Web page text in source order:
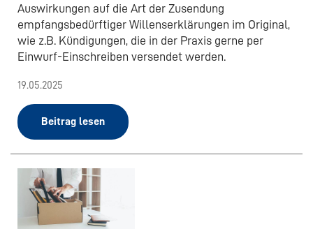
Auswirkungen auf die Art der Zusendung
empfangsbedürftiger Willenserklärungen im Original,
wie z.B. Kündigungen, die in der Praxis gerne per
Einwurf-Einschreiben versendet werden.
19.05.2025
Beitrag lesen